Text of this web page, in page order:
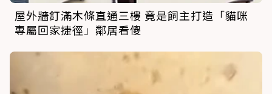
屋外牆釘滿木條直通三樓 竟是飼主打造「貓咪
專屬回家捷徑」鄰居看傻